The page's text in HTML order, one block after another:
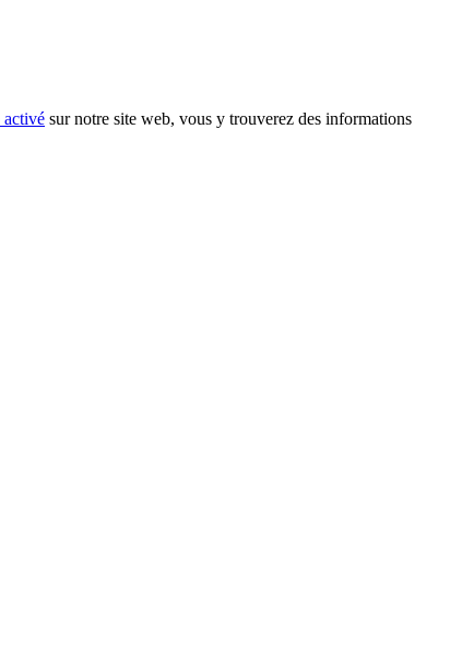
activé sur notre site web, vous y trouverez des informations